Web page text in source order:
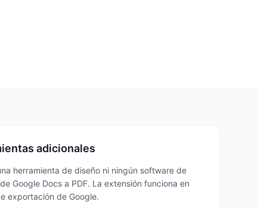
adicionales
herramienta de diseño ni ningún software de
Google Docs a PDF. La extensión funciona en
exportación de Google.